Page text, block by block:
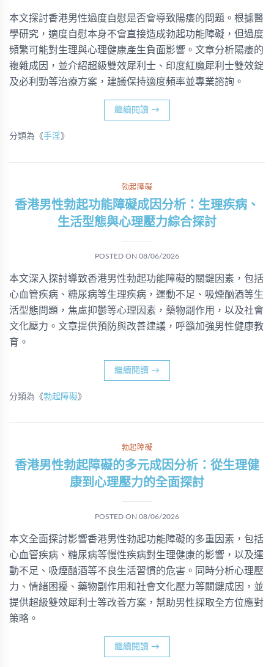
本文探討香港男性過度自慰是否會導致陽痿的問題。根據醫
學研究，適度自慰本身不會直接造成勃起功能障礙，但過度
頻繁可能對生理與心理健康產生負面影響。文章分析陽痿的
複雜成因，並介紹超級雙效犀利士、印度紅魔犀利士雙效錠
及必利勁等治療方案，建議保持適度頻率並專業諮詢。
繼續閱讀 →
分類為《手淫》
勃起障礙
香港男性勃起功能障礙成因分析：生理疾病、
生活型態與心理壓力綜合探討
POSTED ON 08/06/2026
本文深入探討導致香港男性勃起功能障礙的關鍵因素，包括
心血管疾病、糖尿病等生理疾病，運動不足、吸煙酗酒等生
活型態問題，焦慮抑鬱等心理因素，藥物副作用，以及社會
文化壓力。文章提供預防與改善建議，呼籲加強男性健康教
育。
繼續閱讀 →
分類為《勃起障礙》
勃起障礙
香港男性勃起障礙的多元成因分析：從生理健
康到心理壓力的全面探討
POSTED ON 08/06/2026
本文全面探討影響香港男性勃起功能障礙的多重因素，包括
心血管疾病、糖尿病等慢性疾病對生理健康的影響，以及運
動不足、吸煙酗酒等不良生活習慣的危害。同時分析心理壓
力、情緒困擾、藥物副作用和社會文化壓力等關鍵成因，並
提供超級雙效犀利士等改善方案，幫助男性採取全方位應對
策略。
繼續閱讀 →